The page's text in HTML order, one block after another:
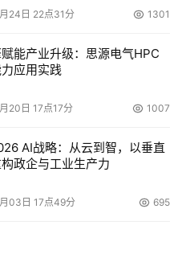
提供不同级别的功耗/成本性
子产品在中国市场的快速
有哪些变化？
。显然，目前还没有一种存
以移动装置的工程师必须要
择最合适的产品。从定义上
比，在中国这点尤为重要，
24日 22点31分 1301
能产业升级：思源电气HPC
应用实践
20日 17点17分 1007
AI战略：从云到智，以垂直
政企与工业生产力
03日 17点49分 695